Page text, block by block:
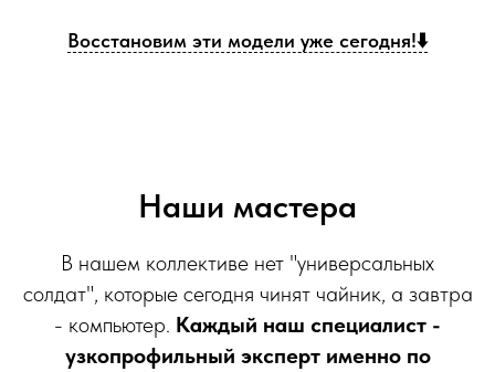
Восстановим эти модели уже сегодня!⬇️
Наши мастера
В нашем коллективе нет "универсальных
солдат", которые сегодня чинят чайник, а завтра
- компьютер. Каждый наш специалист -
узкопрофильный эксперт именно по